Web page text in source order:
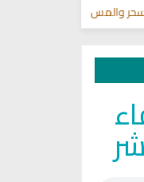
والعين 🌾